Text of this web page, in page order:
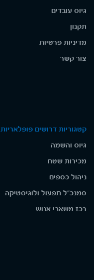
גיוס עובדים
תקנון
מדיניות פרטיות
צור קשר
קטגוריות דרושים פופלאריות
גיוס והשמה
מכירות שטח
ניהול כספים
סמנכ"ל תפעול ולוגיסטיקה
רכז משאבי אנוש